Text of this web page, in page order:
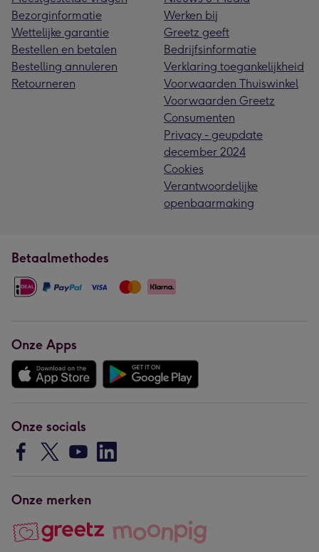
Bezorginformatie
Wettelijke garantie
Bestellen en betalen
Bestelling annuleren
Retourneren
Werken bij
Greetz geeft
Bedrijfsinformatie
Verklaring toegankelijkheid
Voorwaarden Thuiswinkel
Voorwaarden Greetz
Consumenten
Privacy - geupdate
december 2024
Cookies
Verantwoordelijke
openbaarmaking
Betaalmethodes
Onze Apps
Onze socials
Onze merken